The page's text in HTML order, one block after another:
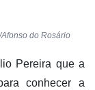
do Rosário
Pereira que a
conhecer a